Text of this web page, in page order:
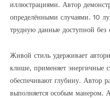
иллюстрациями. Автор
определёнными случаями. 10
трудную данные доступной без
Живой стиль удерживает
клише, применяет энергичные
обеспечивают глубину. Автор
выполняется особым манером.